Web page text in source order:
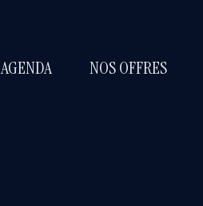
AGENDA NOS OFFRES